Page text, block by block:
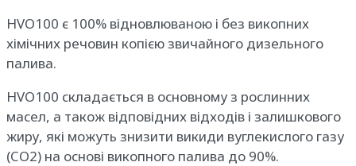
HVO100 є 100% відновлюваною і без викопних
хімічних речовин копією звичайного дизельного
палива.
HVO100 складається в основному з рослинних
масел, а також відповідних відходів і залишкового
жиру, які можуть знизити викиди вуглекислого газу
(CO2) на основі викопного палива до 90%.